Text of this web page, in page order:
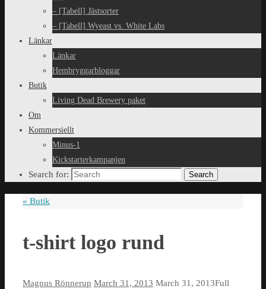
– [Tabell] Jästsorter
– [Tabell] Wyeast vs. White Labs
Länkar
Länkar
Hembryggarbloggar
Butik
Living Dead Brewery paket
Om
Kommersiellt
Minus-1
Kickstarterkampanjen
Search for: Search
« Butik
t-shirt logo rund
Magnus Rönnerup March 31, 2013 March 31, 2013Full